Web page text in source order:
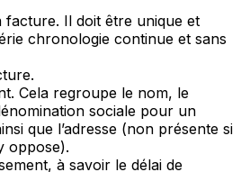
facture. Il doit être unique et
chronologie continue et sans
Cela regroupe le nom, le
sociale pour un
que l’adresse (non présente si
oppose).
à savoir le délai de